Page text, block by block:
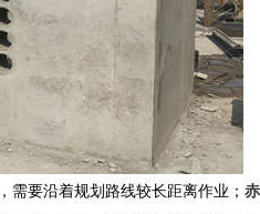
要沿着规划路线较长距离作业； 赤